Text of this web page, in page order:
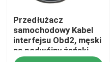
Przedłużacz
samochodowy Kabel
interfejsu Obd2, męski
na podwójny żeński